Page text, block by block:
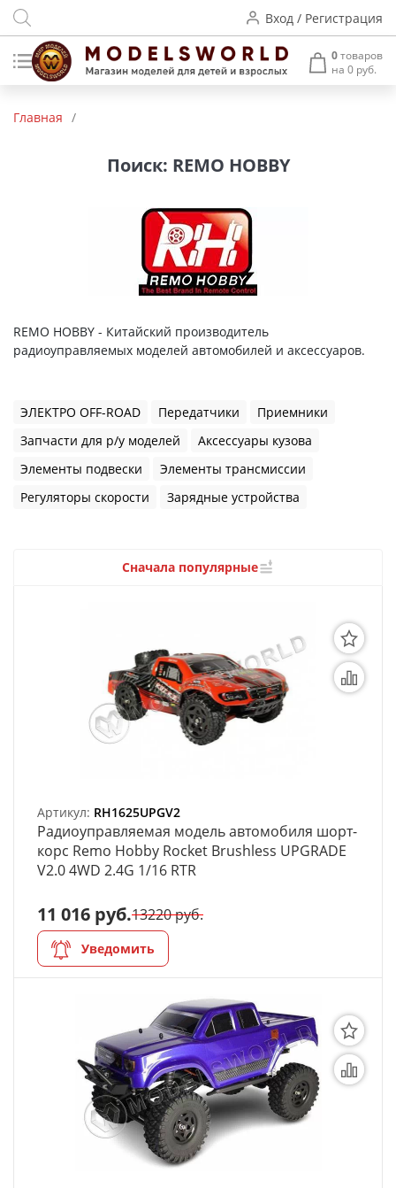
Вход / Регистрация
0товаров
на 0 руб.
Аккумуляторы и зарядные
Пластиковые модели
Архитектурные макеты
Модели из бумаги
Аэрографы и компрессоры
Специальные товары
Торговое оборудование
Товары для школы
Органайзеры
Полки под краску
Рабочая станция
Деревянные ламели
Рейки из ценных пород
Деревянные бруски
Шпон ценных пород
Основания под модели
Подставки под миниатюры
Главная /
Поиск: REMO HOBBY
REMO HOBBY - Китайский производитель
радиоуправляемых моделей автомобилей и аксессуаров.
ЭЛЕКТРО OFF-ROAD Передатчики
Приемники
Запчасти для р/у моделей
Аксессуары кузова
Элементы подвески
Элементы трансмиссии
Регуляторы скорости
Зарядные устройства
Сначала популярные
Артикул: RH1625UPGV2
Радиоуправляемая модель автомобиля шорт-
корс Remo Hobby Rocket Brushless UPGRADE
V2.0 4WD 2.4G 1/16 RTR
11 016 руб.13220 руб.
Уведомить